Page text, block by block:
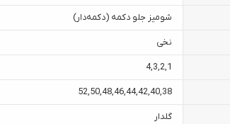
شومیز جلو دکمه (دکمه‌دار)
نخی
1
,
2
,
3
,
4
38
,
40
,
42
,
44
,
46
,
48
,
50
,
52
گلدار